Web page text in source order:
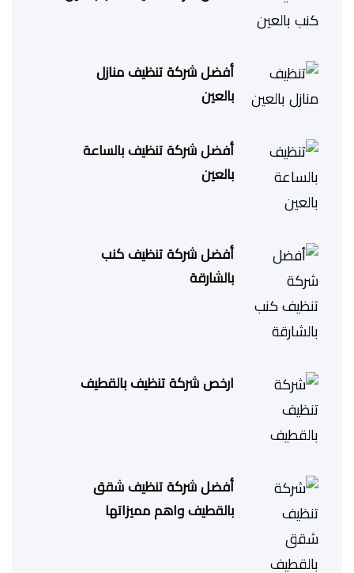
أفضل شركة تنظيف منازل
بالعين
أفضل شركة تنظيف بالساعة
بالعين
أفضل شركة تنظيف كنب
بالشارقة
ارخص شركة تنظيف بالقطيف
أفضل شركة تنظيف شقق
بالقطيف واهم مميزاتها